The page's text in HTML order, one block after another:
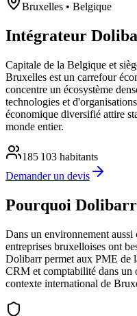
Bruxelles • Belgique
Intégrateur
Capitale de la Belgique et
Bruxelles est un carrefour
concentre un écosystème
technologies et
économique diversifié attire
monde entier.
185 103 habitants
Demander un devis
Pourquoi
Dans un environnement
entreprises bruxelloises ont
Dolibarr permet aux PME de
CRM et comptabilité dans un
contexte international de